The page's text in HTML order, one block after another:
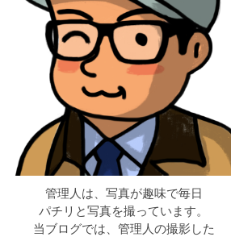
管理人は、写真が趣味で毎日
パチリと写真を撮っています。
当ブログでは、管理人の撮影した